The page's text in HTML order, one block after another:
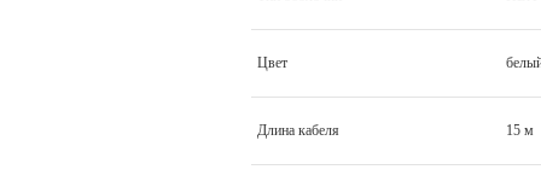
Цвет
Длина кабеля 15 м